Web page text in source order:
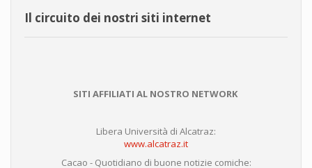
Il circuito dei nostri siti internet
SITI AFFILIATI AL NOSTRO NETWORK
Libera Università di Alcatraz:
www.alcatraz.it
Cacao - Quotidiano di buone notizie comiche: